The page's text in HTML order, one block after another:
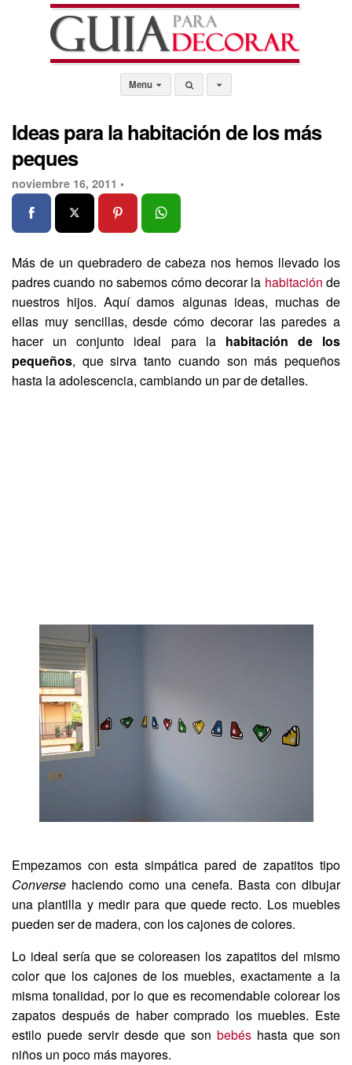
Menu
Ideas para la habitación de los más
peques
noviembre 16, 2011 •
Más de un quebradero de cabeza nos hemos llevado los
padres cuando no sabemos cómo decorar la habitación de
nuestros hijos. Aquí damos algunas ideas, muchas de
ellas muy sencillas, desde cómo decorar las paredes a
hacer un conjunto ideal para la habitación de los
pequeños, que sirva tanto cuando son más pequeños
hasta la adolescencia, cambiando un par de detalles.
Empezamos con esta simpática pared de zapatitos tipo
Converse haciendo como una cenefa. Basta con dibujar
una plantilla y medir para que quede recto. Los muebles
pueden ser de madera, con los cajones de colores.
Lo ideal sería que se coloreasen los zapatitos del mismo
color que los cajones de los muebles, exactamente a la
misma tonalidad, por lo que es recomendable colorear los
zapatos después de haber comprado los muebles. Este
estilo puede servir desde que son bebés hasta que son
niños un poco más mayores.